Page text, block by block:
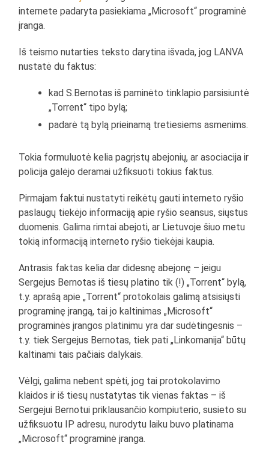
internete padaryta pasiekiama „Microsoft“ programinė
įranga.
Iš teismo nutarties teksto darytina išvada, jog LANVA
nustatė du faktus:
kad S.Bernotas iš paminėto tinklapio parsisiuntė
„Torrent“ tipo bylą;
padarė tą bylą prieinamą tretiesiems asmenims.
Tokia formuluotė kelia pagrįstų abejonių, ar asociacija ir
policija galėjo deramai užfiksuoti tokius faktus.
Pirmajam faktui nustatyti reikėtų gauti interneto ryšio
paslaugų tiekėjo informaciją apie ryšio seansus, siųstus
duomenis. Galima rimtai abejoti, ar Lietuvoje šiuo metu
tokią informaciją interneto ryšio tiekėjai kaupia.
Antrasis faktas kelia dar didesnę abejonę – jeigu
Sergejus Bernotas iš tiesų platino tik (!) „Torrent“ bylą,
t.y. aprašą apie „Torrent“ protokolais galimą atsisiųsti
programinę įrangą, tai jo kaltinimas „Microsoft“
programinės įrangos platinimu yra dar sudėtingesnis –
t.y. tiek Sergejus Bernotas, tiek pati „Linkomanija“ būtų
kaltinami tais pačiais dalykais.
Vėlgi, galima nebent spėti, jog tai protokolavimo
klaidos ir iš tiesų nustatytas tik vienas faktas – iš
Sergejui Bernotui priklausančio kompiuterio, susieto su
užfiksuotu IP adresu, nurodytu laiku buvo platinama
„Microsoft“ programinė įranga.